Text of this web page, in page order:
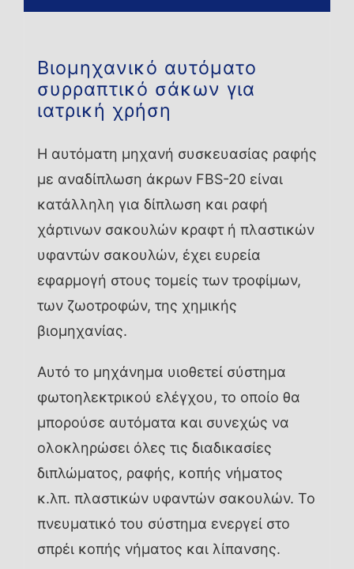
Βιομηχανικό αυτόματο
συρραπτικό σάκων για
ιατρική χρήση
Η αυτόματη μηχανή συσκευασίας ραφής
με αναδίπλωση άκρων FBS-20 είναι
κατάλληλη για δίπλωση και ραφή
χάρτινων σακουλών κραφτ ή πλαστικών
υφαντών σακουλών, έχει ευρεία
εφαρμογή στους τομείς των τροφίμων,
των ζωοτροφών, της χημικής
βιομηχανίας.
Αυτό το μηχάνημα υιοθετεί σύστημα
φωτοηλεκτρικού ελέγχου, το οποίο θα
μπορούσε αυτόματα και συνεχώς να
ολοκληρώσει όλες τις διαδικασίες
διπλώματος, ραφής, κοπής νήματος
κ.λπ. πλαστικών υφαντών σακουλών. Το
πνευματικό του σύστημα ενεργεί στο
σπρέι κοπής νήματος και λίπανσης.